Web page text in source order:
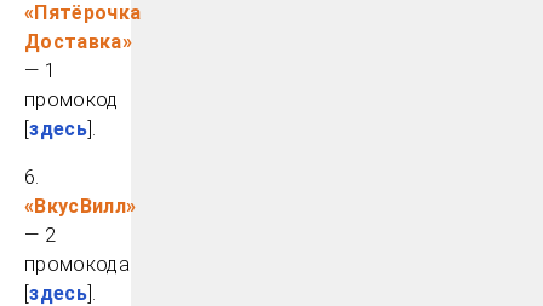
«Пятёрочка
Доставка»
— 1
промокод
[здесь].
6.
«ВкусВилл»
— 2
промокода
[здесь].